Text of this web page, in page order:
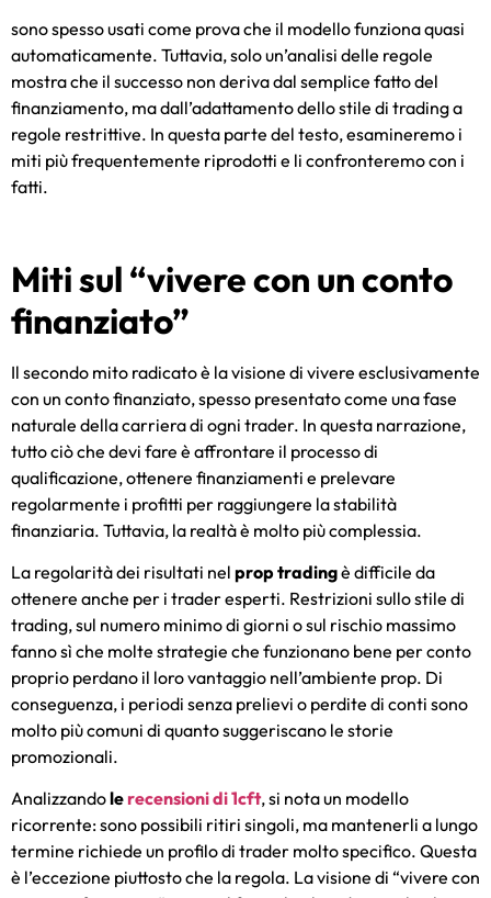
sono spesso usati come prova che il modello funziona quasi
automaticamente. Tuttavia, solo un’analisi delle regole
mostra che il successo non deriva dal semplice fatto del
finanziamento, ma dall’adattamento dello stile di trading a
regole restrittive. In questa parte del testo, esamineremo i
miti più frequentemente riprodotti e li confronteremo con i
fatti.
Miti sul “vivere con un conto
finanziato”
Il secondo mito radicato è la visione di vivere esclusivamente
con un conto finanziato, spesso presentato come una fase
naturale della carriera di ogni trader. In questa narrazione,
tutto ciò che devi fare è affrontare il processo di
qualificazione, ottenere finanziamenti e prelevare
regolarmente i profitti per raggiungere la stabilità
finanziaria. Tuttavia, la realtà è molto più complessia.
La regolarità dei risultati nel prop tradingè difficile da
ottenere anche per i trader esperti. Restrizioni sullo stile di
trading, sul numero minimo di giorni o sul rischio massimo
fanno sì che molte strategie che funzionano bene per conto
proprio perdano il loro vantaggio nell’ambiente prop. Di
conseguenza, i periodi senza prelievi o perdite di conti sono
molto più comuni di quanto suggeriscano le storie
promozionali.
Analizzandolerecensioni di 1cft, si nota un modello
ricorrente: sono possibili ritiri singoli, ma mantenerli a lungo
termine richiede un profilo di trader molto specifico. Questa
è l’eccezione piuttosto che la regola. La visione di “vivere con